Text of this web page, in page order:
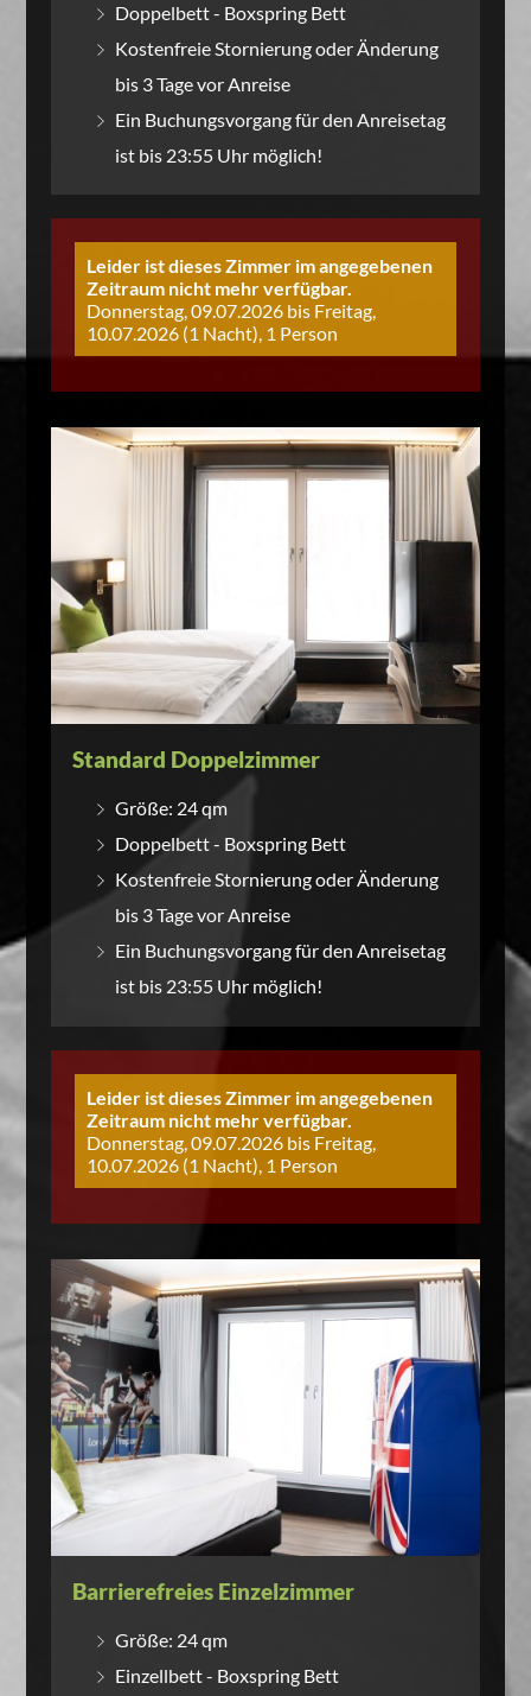
Doppelbett - Boxspring Bett
Kostenfreie Stornierung oder Änderung
bis 3 Tage vor Anreise
Ein Buchungsvorgang für den Anreisetag
ist bis 23:55 Uhr möglich!
Leider ist dieses Zimmer im angegebenen
Zeitraum nicht mehr verfügbar.
Donnerstag, 09.07.2026 bis Freitag,
10.07.2026 (1 Nacht), 1 Person
Standard Doppelzimmer
Größe: 24 qm
Doppelbett - Boxspring Bett
Kostenfreie Stornierung oder Änderung
bis 3 Tage vor Anreise
Ein Buchungsvorgang für den Anreisetag
ist bis 23:55 Uhr möglich!
Leider ist dieses Zimmer im angegebenen
Zeitraum nicht mehr verfügbar.
Donnerstag, 09.07.2026 bis Freitag,
10.07.2026 (1 Nacht), 1 Person
Barrierefreies Einzelzimmer
Größe: 24 qm
Einzellbett - Boxspring Bett